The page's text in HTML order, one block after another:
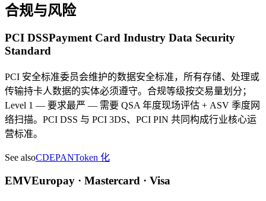
合规与风险
PCI DSSPayment Card Industry Data Security
Standard
PCI 安全标准委员会维护的数据安全标准，所有存储、处理或
传输持卡人数据的实体必须遵守。合规等级按交易量划分；
Level 1 — 要求最严 — 需要 QSA 年度现场评估 + ASV 季度网
络扫描。PCI DSS 与 PCI 3DS、PCI PIN 共同构成行业核心运
营标准。
See alsoCDEPANToken 化
EMVEuropay · Mastercard · Visa